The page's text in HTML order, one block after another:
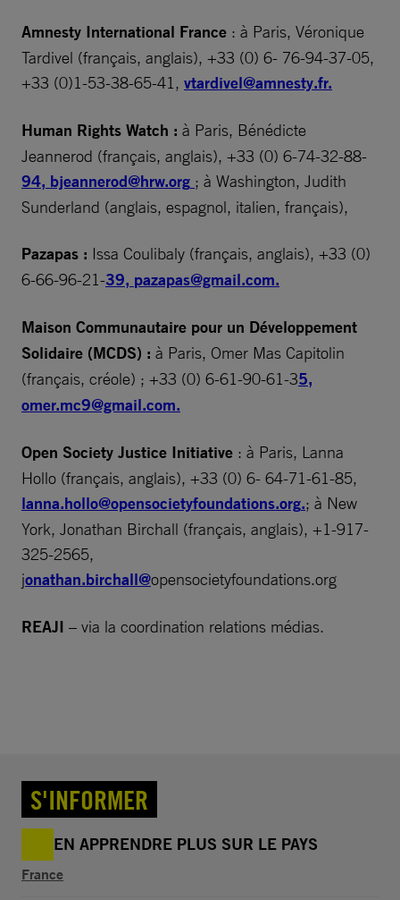
Amnesty International France : à Paris, Véronique
Tardivel (français, anglais), +33 (0) 6- 76-94-37-05,
+33 (0)1-53-38-65-41, vtardivel@amnesty.fr.
Human Rights Watch : à Paris, Bénédicte
Jeannerod (français, anglais), +33 (0) 6-74-32-88-
94, bjeannerod@hrw.org ; à Washington, Judith
Sunderland (anglais, espagnol, italien, français),
Pazapas : Issa Coulibaly (français, anglais), +33 (0)
6-66-96-21-39, pazapas@gmail.com.
Maison Communautaire pour un Développement
Solidaire (MCDS) : à Paris, Omer Mas Capitolin
(français, créole) ; +33 (0) 6-61-90-61-35,
omer.mc9@gmail.com.
Open Society Justice Initiative : à Paris, Lanna
Hollo (français, anglais), +33 (0) 6- 64-71-61-85,
lanna.hollo@opensocietyfoundations.org.; à New
York, Jonathan Birchall (français, anglais), +1-917-
325-2565,
jonathan.birchall@opensocietyfoundations.org
REAJI – via la coordination relations médias.
S'INFORMER
EN APPRENDRE PLUS SUR LE PAYS
France